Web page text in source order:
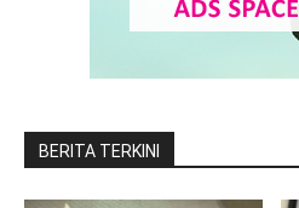
BERITA TERKINI